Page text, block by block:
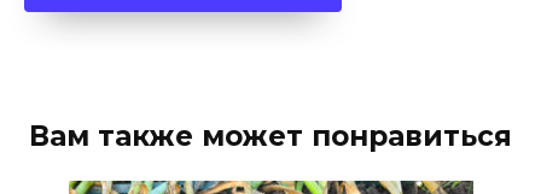
Вам также может понравиться